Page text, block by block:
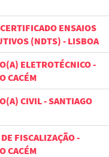
ENSAIOS
(NDTS) - LISBOA
ELETROTÉCNICO -
CACÉM
CIVIL - SANTIAGO
FISCALIZAÇÃO -
CACÉM